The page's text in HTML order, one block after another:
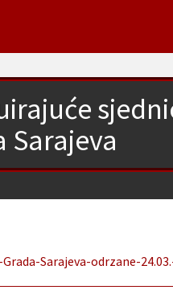
Sarajeva
Sarajeva-odrzane-